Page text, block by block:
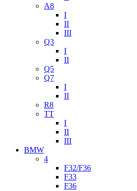
A8
I
II
III
Q3
I
II
Q5
Q7
I
II
R8
TT
I
II
III
BMW
4
F32/F36
F33
F36